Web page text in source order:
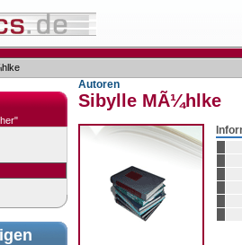
Autoren
Sibylle MÃ¼hlke